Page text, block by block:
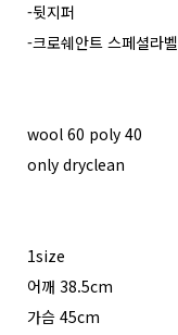
-뒷지퍼
-크로쉐안트 스페셜라벨
wool 60 poly 40
only dryclean
1size
어깨 38.5cm
가슴 45cm